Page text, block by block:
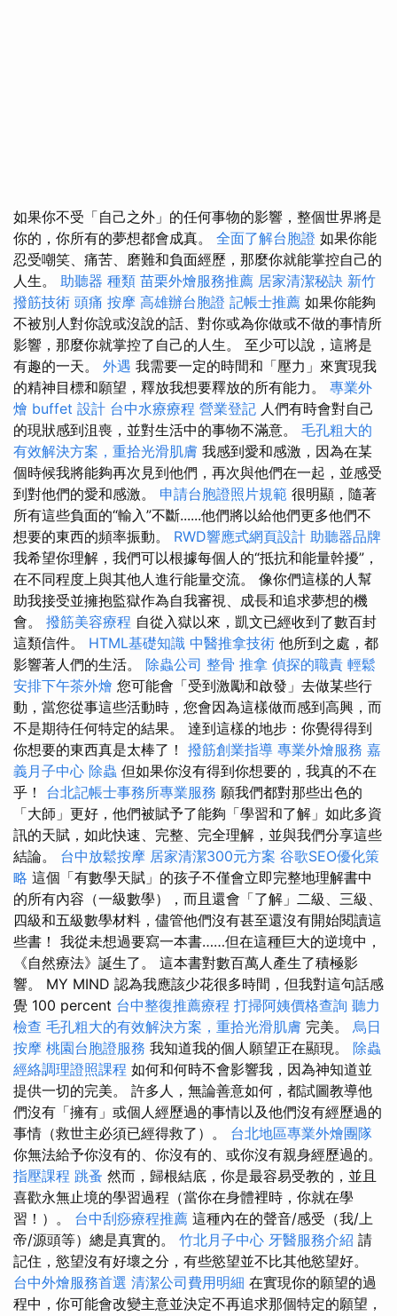
如果你不受「自己之外」的任何事物的影響，整個世界將是
你的，你所有的夢想都會成真。 全面了解台胞證 如果你能
忍受嘲笑、痛苦、磨難和負面經歷，那麼你就能掌控自己的
人生。 助聽器 種類 苗栗外燴服務推薦 居家清潔秘訣 新竹
撥筋技術 頭痛 按摩 高雄辦台胞證 記帳士推薦 如果你能夠
不被別人對你說或沒說的話、對你或為你做或不做的事情所
影響，那麼你就掌控了自己的人生。 至少可以說，這將是
有趣的一天。 外遇 我需要一定的時間和「壓力」來實現我
的精神目標和願望，釋放我想要釋放的所有能力。 專業外
燴 buffet 設計 台中水療療程 營業登記 人們有時會對自己
的現狀感到沮喪，並對生活中的事物不滿意。 毛孔粗大的
有效解決方案，重拾光滑肌膚 我感到愛和感激，因為在某
個時候我將能夠再次見到他們，再次與他們在一起，並感受
到對他們的愛和感激。 申請台胞證照片規範 很明顯，隨著
所有這些負面的“輸入”不斷......他們將以給他們更多他們不
想要的東西的頻率振動。 RWD響應式網頁設計 助聽器品牌
我希望你理解，我們可以根據每個人的“抵抗和能量幹擾”，
在不同程度上與其他人進行能量交流。 像你們這樣的人幫
助我接受並擁抱監獄作為自我審視、成長和追求夢想的機
會。 撥筋美容療程 自從入獄以來，凱文已經收到了數百封
這類信件。 HTML基礎知識 中醫推拿技術 他所到之處，都
影響著人們的生活。 除蟲公司 整骨 推拿 偵探的職責 輕鬆
安排下午茶外燴 您可能會「受到激勵和啟發」去做某些行
動，當您從事這些活動時，您會因為這樣做而感到高興，而
不是期待任何特定的結果。 達到這樣的地步：你覺得得到
你想要的東西真是太棒了！ 撥筋創業指導 專業外燴服務 嘉
義月子中心 除蟲 但如果你沒有得到你想要的，我真的不在
乎！ 台北記帳士事務所專業服務 願我們都對那些出色的
「大師」更好，他們被賦予了能夠「學習和了解」如此多資
訊的天賦，如此快速、完整、完全理解，並與我們分享這些
結論。 台中放鬆按摩 居家清潔300元方案 谷歌SEO優化策
略 這個「有數學天賦」的孩子不僅會立即完整地理解書中
的所有內容（一級數學），而且還會「了解」二級、三級、
四級和五級數學材料，儘管他們沒有甚至還沒有開始閱讀這
些書！ 我從未想過要寫一本書……但在這種巨大的逆境中，
《自然療法》誕生了。 這本書對數百萬人產生了積極影
響。 MY MIND 認為我應該少花很多時間，但我對這句話感
覺 100 percent 台中整復推薦療程 打掃阿姨價格查詢 聽力
檢查 毛孔粗大的有效解決方案，重拾光滑肌膚 完美。 烏日
按摩 桃園台胞證服務 我知道我的個人願望正在顯現。 除蟲
經絡調理證照課程 如何和何時不會影響我，因為神知道並
提供一切的完美。 許多人，無論善意如何，都試圖教導他
們沒有「擁有」或個人經歷過的事情以及他們沒有經歷過的
事情（救世主必須已經得救了）。 台北地區專業外燴團隊
你無法給予你沒有的、你沒有的、或你沒有親身經歷過的。
指壓課程 跳蚤 然而，歸根結底，你是最容易受教的，並且
喜歡永無止境的學習過程（當你在身體裡時，你就在學
習！）。 台中刮痧療程推薦 這種內在的聲音/感受（我/上
帝/源頭等）總是真實的。 竹北月子中心 牙醫服務介紹 請
記住，慾望沒有好壞之分，有些慾望並不比其他慾望好。
台中外燴服務首選 清潔公司費用明細 在實現你的願望的過
程中，你可能會改變主意並決定不再追求那個特定的願望，